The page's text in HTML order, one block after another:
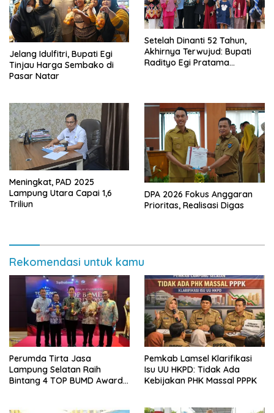
Jelang Idulfitri, Bupati Egi
Tinjau Harga Sembako di
Pasar Natar
Setelah Dinanti 52 Tahun,
Akhirnya Terwujud: Bupati
Radityo Egi Pratama
Meningkat, PAD 2025
Lampung Utara Capai 1,6
Triliun
DPA 2026 Fokus Anggaran
Prioritas, Realisasi Digas
Rekomendasi untuk kamu
Perumda Tirta Jasa
Lampung Selatan Raih
Bintang 4 TOP BUMD Awards
Pemkab Lamsel Klarifikasi
Isu UU HKPD: Tidak Ada
Kebijakan PHK Massal PPPK